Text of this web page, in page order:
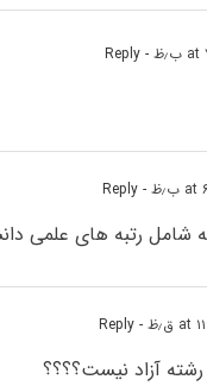
- Reply
- Reply
شامل رتبه های علمی
- Reply
آزاد نیست؟؟؟؟